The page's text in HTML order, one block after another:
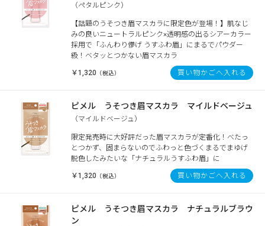
（ペタルピンク）
【話題のうそつき眉マスカラに限定色が登場！】肌なじ
みの良いニュートラルピンク×透明感の出るシアーカラー
採用で「ふんわり儚げ うすふわ眉」にまるでパウダー
級！ベタッとつかない眉マスカラ
￥1,320 （税込） 買い物かごへ入れる
ピメル うそつき眉マスカラ マイルドベージュ
（マイルドベージュ）
限定発売時に大好評だった眉マスカラが定番化！べたっ
とつかず、固まらないのでふわっと色づくまるでまゆげ
脱色したみたいな「ナチュラルうすふわ眉」に
￥1,320 （税込） 買い物かごへ入れる
ピメル うそつき眉マスカラ ナチュラルブラウ
ン